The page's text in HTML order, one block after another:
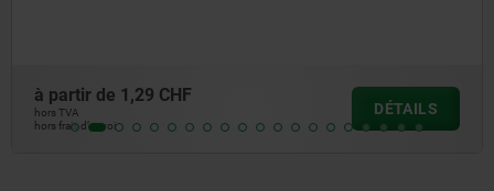
à partir de
hors frais d’envoi